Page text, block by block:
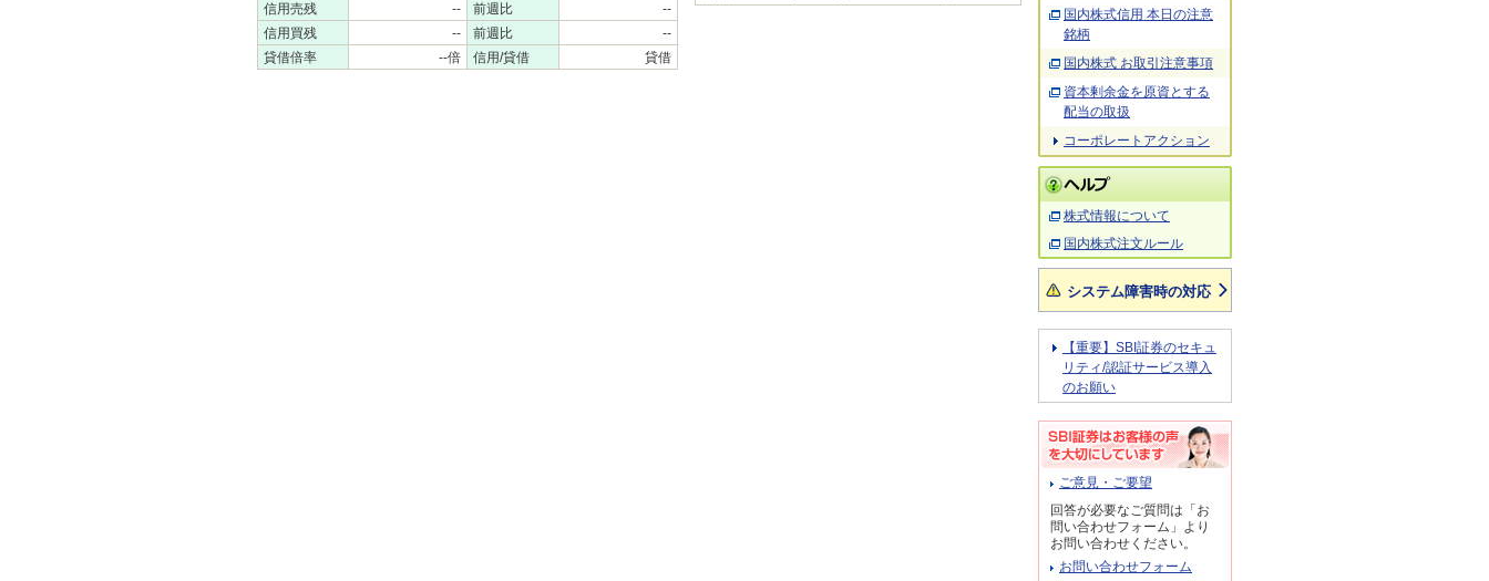
信用売残
-- 前週比
--
信用買残
-- 前週比
--
貸借倍率
--倍 信用/貸借 貸借
国内株式信用 本日の注意
銘柄
国内株式 お取引注意事項
資本剰余金を原資とする
配当の取扱
コーポレートアクション
株式情報について
国内株式注文ルール
システム障害時の対応
【重要】SBI証券のセキュ
リティ/認証サービス導入
のお願い
ご意見・ご要望
回答が必要なご質問は「お
問い合わせフォーム」より
お問い合わせください。
お問い合わせフォーム